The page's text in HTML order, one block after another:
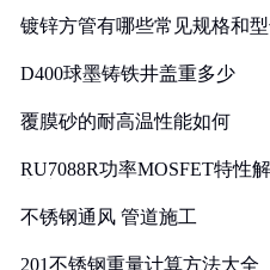
镀锌方管有哪些常见规格和
D400球墨铸铁井盖重多少
覆膜砂的耐高温性能如何
RU7088R功率MOSFET特性
不锈钢通风 管道施工
201不锈钢重量计算方法大全